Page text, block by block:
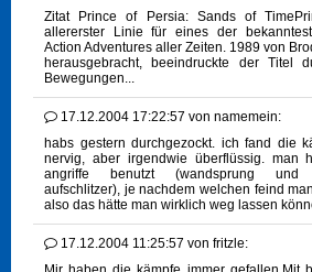
Zitat Prince of Persia: Sands of
allererster Linie für eines der
Action Adventures aller Zeiten. 1989 von
herausgebracht, beeindruckte der Titel
Bewegungen...
17.12.2004 17:22:57 von namemein:
habs gestern durchgezockt. ich fand die
nervig, aber irgendwie überflüssig. man
angriffe benutzt (wandsprung und
aufschlitzer), je nachdem welchen feind
also das hätte man wirklich weg lassen
17.12.2004 11:25:57 von fritzle: